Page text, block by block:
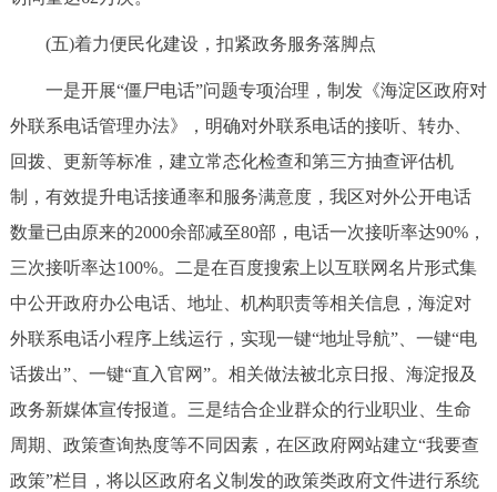
(五)着力便民化建设，扣紧政务服务落脚点
一是开展“僵尸电话”问题专项治理，制发《海淀区政府对
外联系电话管理办法》，明确对外联系电话的接听、转办、
回拨、更新等标准，建立常态化检查和第三方抽查评估机
制，有效提升电话接通率和服务满意度，我区对外公开电话
数量已由原来的2000余部减至80部，电话一次接听率达90%，
三次接听率达100%。二是在百度搜索上以互联网名片形式集
中公开政府办公电话、地址、机构职责等相关信息，海淀对
外联系电话小程序上线运行，实现一键“地址导航”、一键“电
话拨出”、一键“直入官网”。相关做法被北京日报、海淀报及
政务新媒体宣传报道。三是结合企业群众的行业职业、生命
周期、政策查询热度等不同因素，在区政府网站建立“我要查
政策”栏目，将以区政府名义制发的政策类政府文件进行系统